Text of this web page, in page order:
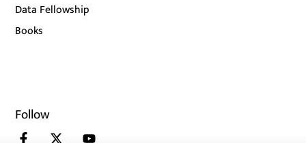
Data Fellowship
Books
Follow